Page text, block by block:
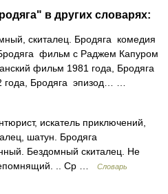
в других словарях:
скиталец. Бродяга комедия
фильм с Раджем Капуром
фильм 1981 года, Бродяга
года, Бродяга эпизод… …
искатель приключений,
шатун. Бродяга
Бездомный скиталец. Не
.. Ср …
Словарь